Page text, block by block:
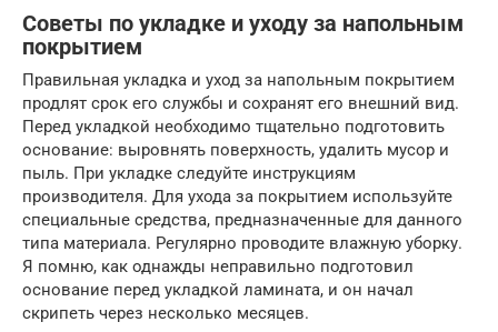
Советы по укладке и уходу за напольным
покрытием
Правильная укладка и уход за напольным покрытием
продлят срок его службы и сохранят его внешний вид.
Перед укладкой необходимо тщательно подготовить
основание: выровнять поверхность, удалить мусор и
пыль. При укладке следуйте инструкциям
производителя. Для ухода за покрытием используйте
специальные средства, предназначенные для данного
типа материала. Регулярно проводите влажную уборку.
Я помню, как однажды неправильно подготовил
основание перед укладкой ламината, и он начал
скрипеть через несколько месяцев.